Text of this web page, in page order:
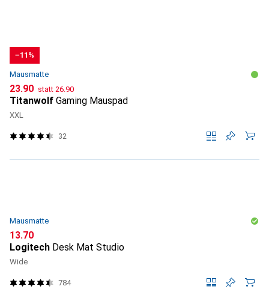
−11%
Mausmatte
CHF
23.90 statt CHF
26.90
Titanwolf Gaming Mauspad
XXL
32
Mausmatte
CHF
13.70
Logitech Desk Mat Studio
Wide
784